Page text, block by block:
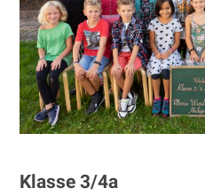
Klasse 3/4a